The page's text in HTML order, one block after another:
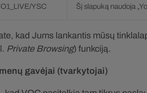
YSC Šį slapuką naudoja
kad Jums lankantis mūsų
Private Browsing) funkciją.
gavėjai (tvarkytojai)